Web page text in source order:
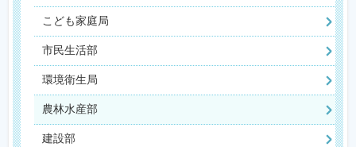
こども家庭局
市民生活部
環境衛生局
農林水産部
建設部